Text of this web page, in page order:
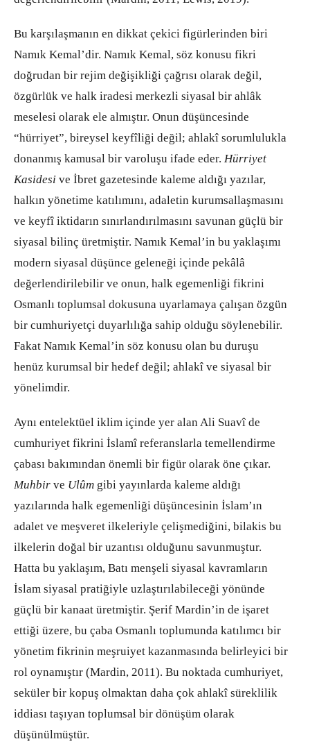
Bu karşılaşmanın en dikkat çekici figürlerinden biri
Namık Kemal’dir. Namık Kemal, söz konusu fikri
doğrudan bir rejim değişikliği çağrısı olarak değil,
özgürlük ve halk iradesi merkezli siyasal bir ahlâk
meselesi olarak ele almıştır. Onun düşüncesinde
“hürriyet”, bireysel keyfîliği değil; ahlakî sorumlulukla
donanmış kamusal bir varoluşu ifade eder. Hürriyet
Kasidesi ve İbret gazetesinde kaleme aldığı yazılar,
halkın yönetime katılımını, adaletin kurumsallaşmasını
ve keyfî iktidarın sınırlandırılmasını savunan güçlü bir
siyasal bilinç üretmiştir. Namık Kemal’in bu yaklaşımı
modern siyasal düşünce geleneği içinde pekâlâ
değerlendirilebilir ve onun, halk egemenliği fikrini
Osmanlı toplumsal dokusuna uyarlamaya çalışan özgün
bir cumhuriyetçi duyarlılığa sahip olduğu söylenebilir.
Fakat Namık Kemal’in söz konusu olan bu duruşu
henüz kurumsal bir hedef değil; ahlakî ve siyasal bir
yönelimdir.
Aynı entelektüel iklim içinde yer alan Ali Suavî de
cumhuriyet fikrini İslamî referanslarla temellendirme
çabası bakımından önemli bir figür olarak öne çıkar.
Muhbir ve Ulûm gibi yayınlarda kaleme aldığı
yazılarında halk egemenliği düşüncesinin İslam’ın
adalet ve meşveret ilkeleriyle çelişmediğini, bilakis bu
ilkelerin doğal bir uzantısı olduğunu savunmuştur.
Hatta bu yaklaşım, Batı menşeli siyasal kavramların
İslam siyasal pratiğiyle uzlaştırılabileceği yönünde
güçlü bir kanaat üretmiştir. Şerif Mardin’in de işaret
ettiği üzere, bu çaba Osmanlı toplumunda katılımcı bir
yönetim fikrinin meşruiyet kazanmasında belirleyici bir
rol oynamıştır (Mardin, 2011). Bu noktada cumhuriyet,
seküler bir kopuş olmaktan daha çok ahlakî süreklilik
iddiası taşıyan toplumsal bir dönüşüm olarak
düşünülmüştür.